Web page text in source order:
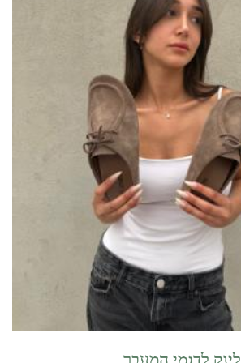
לינק לדגמי המעבר